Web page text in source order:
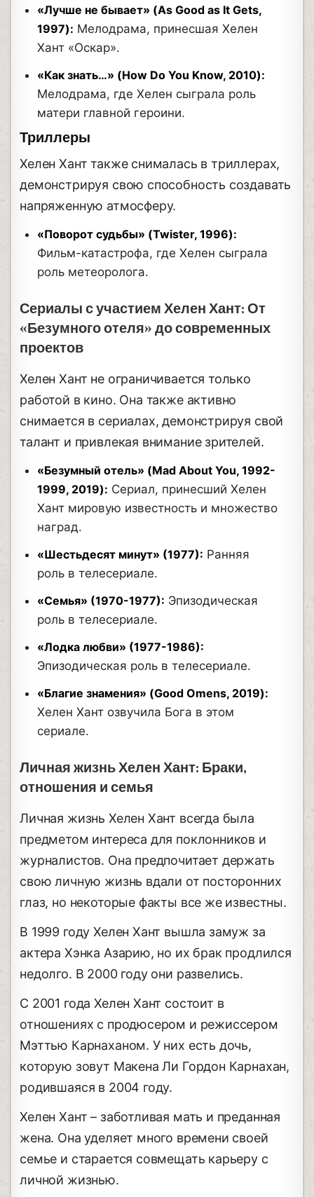
«Лучше не бывает» (As Good as It Gets,
1997): Мелодрама, принесшая Хелен
Хант «Оскар».
«Как знать…» (How Do You Know, 2010):
Мелодрама, где Хелен сыграла роль
матери главной героини.
Триллеры
Хелен Хант также снималась в триллерах,
демонстрируя свою способность создавать
напряженную атмосферу.
«Поворот судьбы» (Twister, 1996):
Фильм-катастрофа, где Хелен сыграла
роль метеоролога.
Сериалы с участием Хелен Хант: От
«Безумного отеля» до современных
проектов
Хелен Хант не ограничивается только
работой в кино. Она также активно
снимается в сериалах, демонстрируя свой
талант и привлекая внимание зрителей.
«Безумный отель» (Mad About You, 1992-
1999, 2019): Сериал, принесший Хелен
Хант мировую известность и множество
наград.
«Шестьдесят минут» (1977): Ранняя
роль в телесериале.
«Семья» (1970-1977): Эпизодическая
роль в телесериале.
«Лодка любви» (1977-1986):
Эпизодическая роль в телесериале.
«Благие знамения» (Good Omens, 2019):
Хелен Хант озвучила Бога в этом
сериале.
Личная жизнь Хелен Хант: Браки,
отношения и семья
Личная жизнь Хелен Хант всегда была
предметом интереса для поклонников и
журналистов. Она предпочитает держать
свою личную жизнь вдали от посторонних
глаз, но некоторые факты все же известны.
В 1999 году Хелен Хант вышла замуж за
актера Хэнка Азарию, но их брак продлился
недолго. В 2000 году они развелись.
С 2001 года Хелен Хант состоит в
отношениях с продюсером и режиссером
Мэттью Карнаханом. У них есть дочь,
которую зовут Макена Ли Гордон Карнахан,
родившаяся в 2004 году.
Хелен Хант – заботливая мать и преданная
жена. Она уделяет много времени своей
семье и старается совмещать карьеру с
личной жизнью.